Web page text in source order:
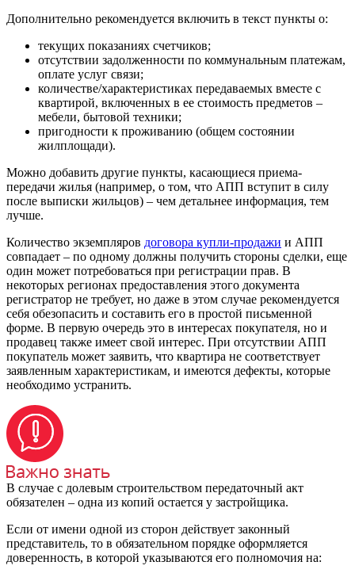
Дополнительно рекомендуется включить в текст пункты о:
текущих показаниях счетчиков;
отсутствии задолженности по коммунальным платежам,
оплате услуг связи;
количестве/характеристиках передаваемых вместе с
квартирой, включенных в ее стоимость предметов –
мебели, бытовой техники;
пригодности к проживанию (общем состоянии
жилплощади).
Можно добавить другие пункты, касающиеся приема-
передачи жилья (например, о том, что АПП вступит в силу
после выписки жильцов) – чем детальнее информация, тем
лучше.
Количество экземпляров договора купли-продажи и АПП
совпадает – по одному должны получить стороны сделки, еще
один может потребоваться при регистрации прав. В
некоторых регионах предоставления этого документа
регистратор не требует, но даже в этом случае рекомендуется
себя обезопасить и составить его в простой письменной
форме. В первую очередь это в интересах покупателя, но и
продавец также имеет свой интерес. При отсутствии АПП
покупатель может заявить, что квартира не соответствует
заявленным характеристикам, и имеются дефекты, которые
необходимо устранить.
В случае с долевым строительством передаточный акт
обязателен – одна из копий остается у застройщика.
Если от имени одной из сторон действует законный
представитель, то в обязательном порядке оформляется
доверенность, в которой указываются его полномочия на: